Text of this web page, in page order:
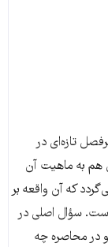
٩٨، این رویداد سرفصل تازه‌ای در
هم به ماهیت آن
که آن واقعه بر
سؤال اصلی در
در محاصره چه